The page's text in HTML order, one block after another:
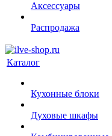
Аксессуары
Распродажа
Каталог
Кухонные блоки
Духовые шкафы